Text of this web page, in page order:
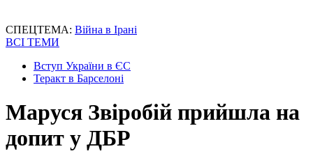
СПЕЦТЕМА: Війна в Ірані
ВСІ ТЕМИ
Вступ України в ЄС
Теракт в Барселоні
Маруся Звіробій прийшла на
допит у ДБР